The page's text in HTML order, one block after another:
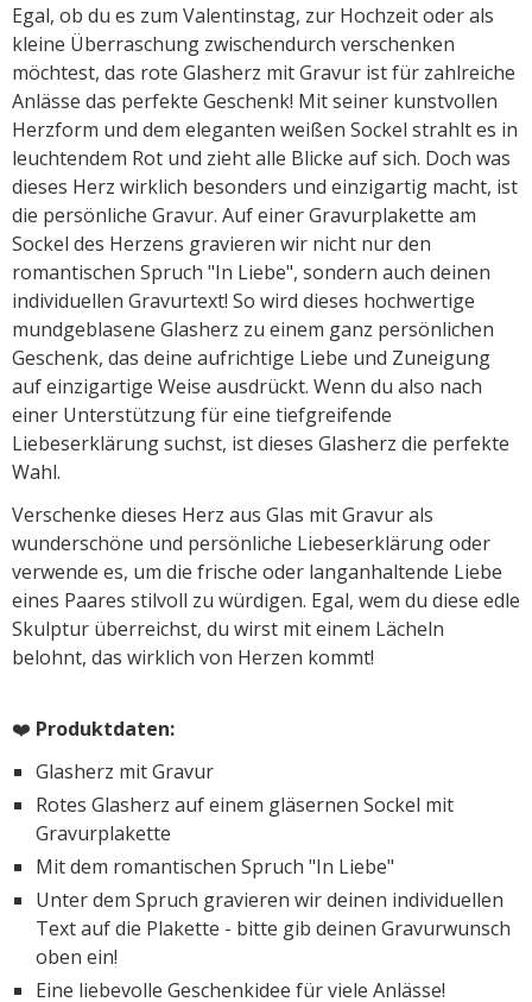
Egal, ob du es zum Valentinstag, zur Hochzeit oder als
kleine Überraschung zwischendurch verschenken
möchtest, das rote Glasherz mit Gravur ist für zahlreiche
Anlässe das perfekte Geschenk! Mit seiner kunstvollen
Herzform und dem eleganten weißen Sockel strahlt es in
leuchtendem Rot und zieht alle Blicke auf sich. Doch was
dieses Herz wirklich besonders und einzigartig macht, ist
die persönliche Gravur. Auf einer Gravurplakette am
Sockel des Herzens gravieren wir nicht nur den
romantischen Spruch "In Liebe", sondern auch deinen
individuellen Gravurtext! So wird dieses hochwertige
mundgeblasene Glasherz zu einem ganz persönlichen
Geschenk, das deine aufrichtige Liebe und Zuneigung
auf einzigartige Weise ausdrückt. Wenn du also nach
einer Unterstützung für eine tiefgreifende
Liebeserklärung suchst, ist dieses Glasherz die perfekte
Wahl.
Verschenke dieses Herz aus Glas mit Gravur als
wunderschöne und persönliche Liebeserklärung oder
verwende es, um die frische oder langanhaltende Liebe
eines Paares stilvoll zu würdigen. Egal, wem du diese edle
Skulptur überreichst, du wirst mit einem Lächeln
belohnt, das wirklich von Herzen kommt!
❤️ Produktdaten:
Glasherz mit Gravur
Rotes Glasherz auf einem gläsernen Sockel mit
Gravurplakette
Mit dem romantischen Spruch "In Liebe"
Unter dem Spruch gravieren wir deinen individuellen
Text auf die Plakette - bitte gib deinen Gravurwunsch
oben ein!
Eine liebevolle Geschenkidee für viele Anlässe!